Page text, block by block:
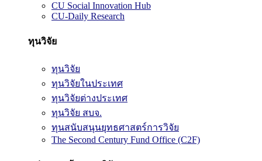
CU Social Innovation Hub
CU-Daily Research
ทุนวิจัย
ทุนวิจัย
ทุนวิจัยในประเทศ
ทุนวิจัยต่างประเทศ
ทุนวิจัย สบจ.
ทุนสนับสนุนยุทธศาสตร์การวิจัย
The Second Century Fund Office (C2F)